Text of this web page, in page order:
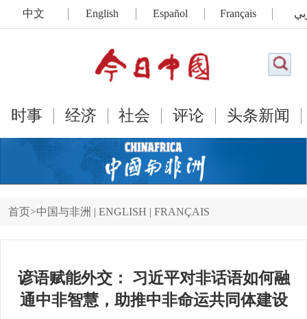
中文 English Español Français
时事 经济 社会 评论 头条新闻
首页>中国与非洲 | ENGLISH | FRANÇAIS
谚语赋能外交： 习近平对非话语如何融
通中非智慧，助推中非命运共同体建设